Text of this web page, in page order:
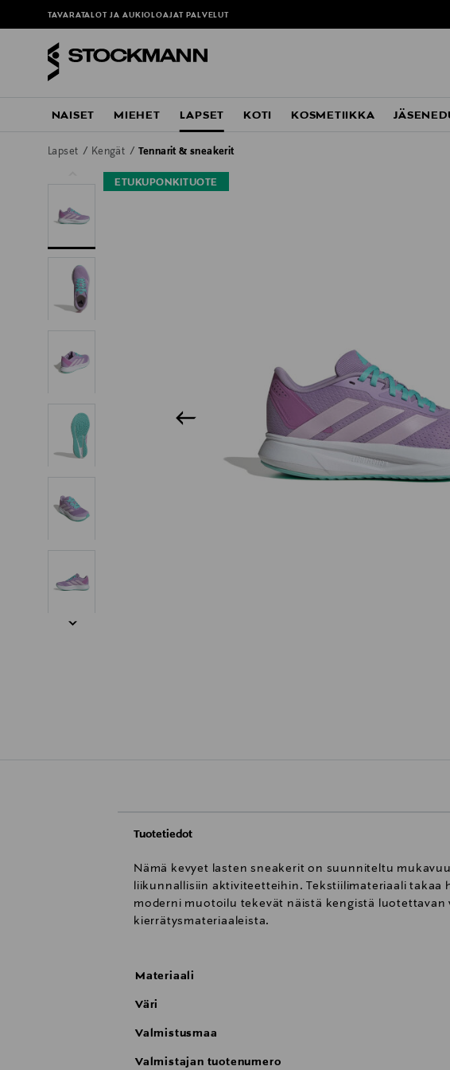
TAVARATALOT JA AUKIOLOAJAT PALVELUT
NAISET MIEHET LAPSET KOTI KOSMETIIKKA
Lapset Kengät Tennarit & sneakerit
ETUKUPONKITUOTE
Tuotetiedot
Nämä kevyet lasten sneakerit on suunniteltu
liikunnallisiin aktiviteetteihin. Tekstiilimateriaali takaa
moderni muotoilu tekevät näistä kengistä
kierrätysmateriaaleista.
Materiaali
Väri
Valmistusmaa
Valmistajan tuotenumero